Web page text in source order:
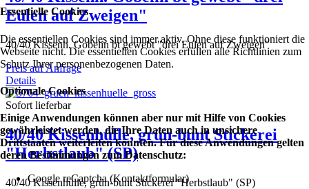
Eulen auf Zweigen"
40/40 Kissenh. Gobelin bt gewebt "drei Eulen auf Zweigen"
Preis auf Anfrage
Details
Sofort lieferbar
40/40 Kissenhülle, grün-bunt Stickerei
"Herbstlaub" (SP)
40/40 Kissenhülle, grün-bunt Stickerei "Herbstlaub" (SP)
Essentielle Cookies
Die essentiellen Cookies sind immer aktiv. Ohne diese funktioniert die
Webseite nicht. Die essentiellen Cookies erfüllen alle Richtlinien zum
Schutz Ihrer personenbezogenen Daten.
Optionale Cookies
Einige Anwendungen können aber nur mit Hilfe von Cookies
gewährleistet werden, die Ihre Daten auch in unsichere
Drittstaaten weiterleiten könnten. Für diese Anwendungen gelten
deren Bestimmungen zum Datenschutz:
Google reCaptcha (Kontaktformular)